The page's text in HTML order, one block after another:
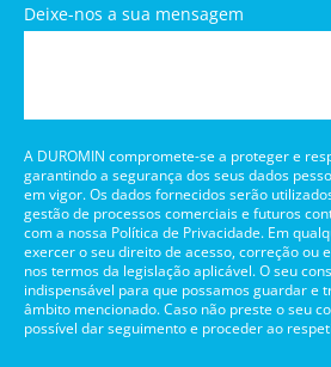
Deixe-nos a sua mensagem
A DUROMIN compromete-se a proteger e
garantindo a segurança dos seus dados
em vigor. Os dados fornecidos serão
gestão de processos comerciais e futuros
com a nossa Política de Privacidade. Em
exercer o seu direito de acesso, correção ou
nos termos da legislação aplicável. O seu
indispensável para que possamos guardar e
âmbito mencionado. Caso não preste o seu
possível dar seguimento e proceder ao